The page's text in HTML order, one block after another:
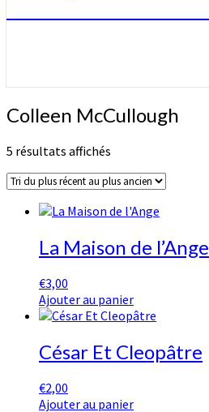
Colleen
McCullough
Colleen McCullough
5 résultats affichés
plus
au
ancien
La Maison de l’Ange
€3,00
Ajouter au panier
César Et Cleopâtre
€2,00
Ajouter au panier